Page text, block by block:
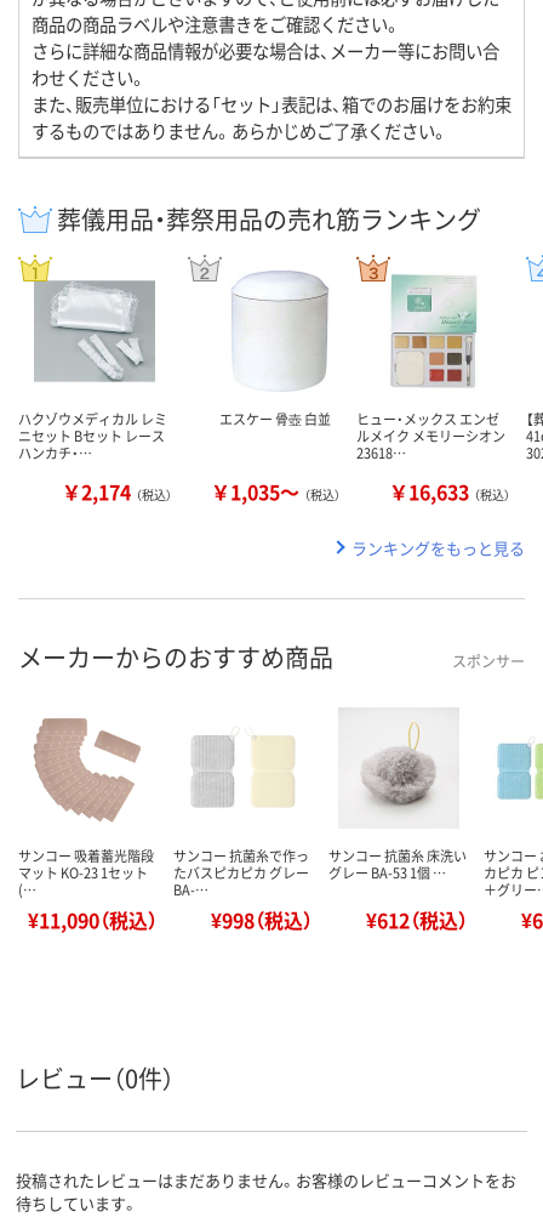
商品の商品ラベルや注意書きをご確認ください。
さらに詳細な商品情報が必要な場合は、メーカー等にお問い合
わせください。
また、販売単位における「セット」表記は、箱でのお届けをお約束
するものではありません。あらかじめご了承ください。
葬儀用品・葬祭用品の売れ筋ランキング
ハクゾウメディカル レミ
ニセット Bセット レース
ハンカチ・…
￥2,174 （税込）
エスケー 骨壺 白並
￥1,035～ （税込）
ヒュー・メックス エンゼ
ルメイク メモリーシオン
23618…
￥16,633 （税込）
ランキングをもっと見る
メーカーからのおすすめ商品 スポンサー
サンコー 吸着蓄光階段
マット KO-23 1セット
(…
¥11,090（税込）
サンコー 抗菌糸で作っ
たバスピカピカ グレー
BA-…
¥998（税込）
サンコー 抗菌糸 床洗い
グレー BA-53 1個 …
¥612（税込）
サンコー
カピカ
＋グリ
レビュー（0件）
投稿されたレビューはまだありません。お客様のレビューコメントをお
待ちしています。